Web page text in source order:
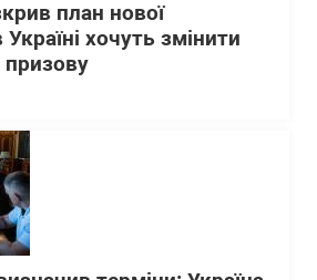
план нової
Україні хочуть змінити